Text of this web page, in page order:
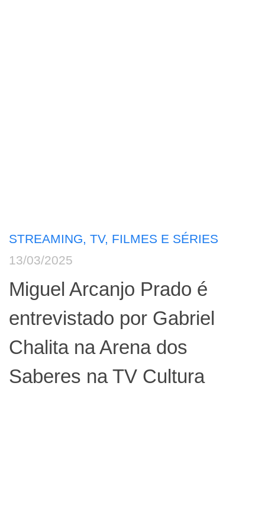
STREAMING, TV, FILMES E SÉRIES
13/03/2025
Miguel Arcanjo Prado é
entrevistado por Gabriel
Chalita na Arena dos
Saberes na TV Cultura